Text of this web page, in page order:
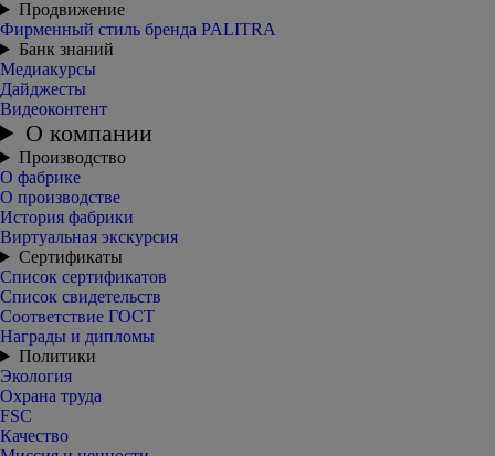
Продвижение
Фирменный стиль бренда PALITRA
Банк знаний
Медиакурсы
Дайджесты
Видеоконтент
О компании
Производство
О фабрике
О производстве
История фабрики
Виртуальная экскурсия
Сертификаты
Список сертификатов
Список свидетельств
Соответствие ГОСТ
Награды и дипломы
Политики
Экология
Охрана труда
FSC
Качество